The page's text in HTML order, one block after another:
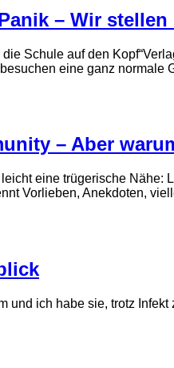
– Wir
Schule auf den
eine ganz
– Aber
eine trügerische
Vorlieben, Anekdoten,
und ich habe sie, trotz